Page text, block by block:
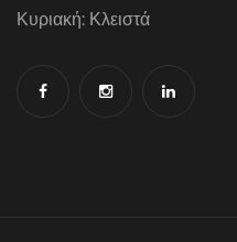
Κυριακή: Κλειστά